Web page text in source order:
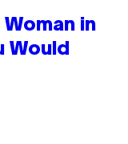
in
Would